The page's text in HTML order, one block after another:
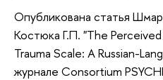
Опубликована статья
Костюка Г.П. "The
Trauma Scale: A Russian-
журнале Consortium